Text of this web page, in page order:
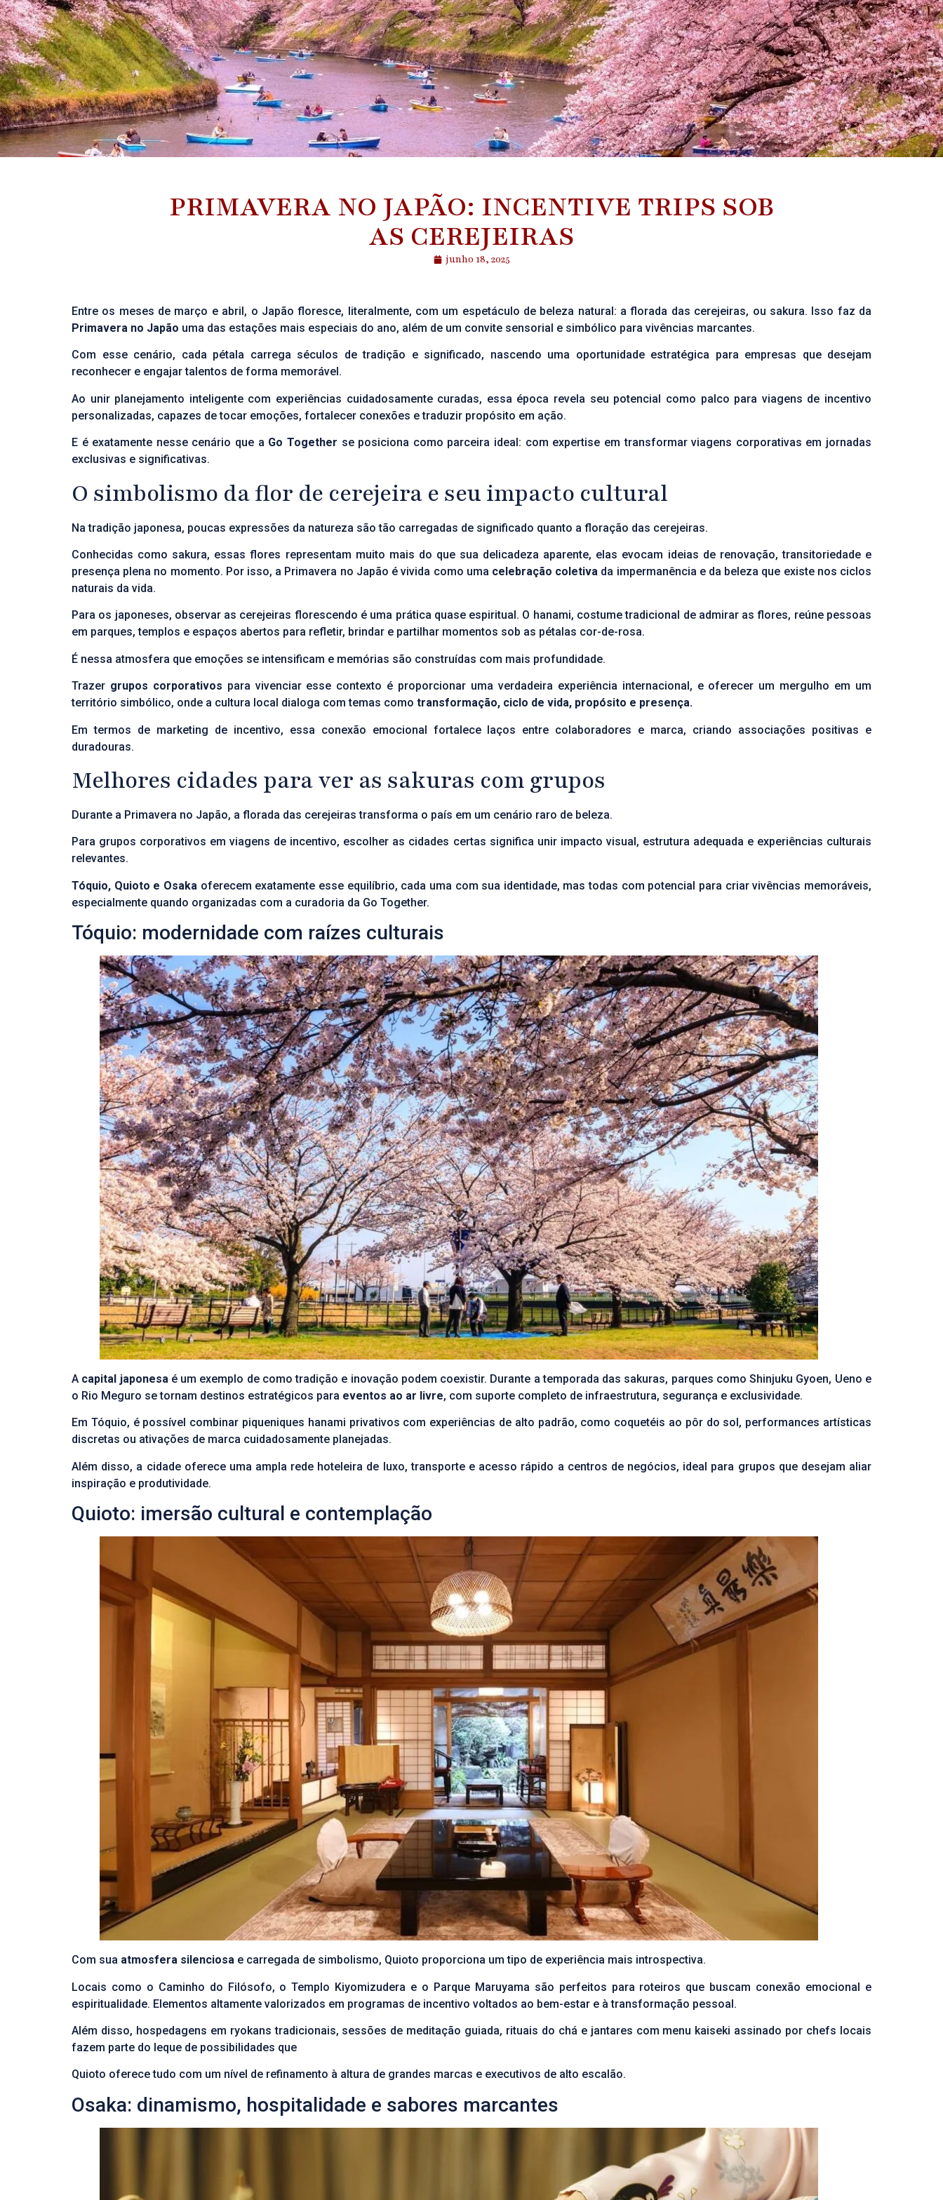
PRIMAVERA NO JAPÃO: INCENTIVE TRIPS SOB
AS CEREJEIRAS
junho 18, 2025
Entre os meses de março e abril, o Japão floresce, literalmente, com um espetáculo de beleza natural: a florada das cerejeiras, ou sakura. Isso faz da
Primavera no Japão uma das estações mais especiais do ano, além de um convite sensorial e simbólico para vivências marcantes.
Com esse cenário, cada pétala carrega séculos de tradição e significado, nascendo uma oportunidade estratégica para empresas que desejam
reconhecer e engajar talentos de forma memorável.
Ao unir planejamento inteligente com experiências cuidadosamente curadas, essa época revela seu potencial como palco para viagens de incentivo
personalizadas, capazes de tocar emoções, fortalecer conexões e traduzir propósito em ação.
E é exatamente nesse cenário que a Go Together se posiciona como parceira ideal: com expertise em transformar viagens corporativas em jornadas
exclusivas e significativas.
O simbolismo da flor de cerejeira e seu impacto cultural
Na tradição japonesa, poucas expressões da natureza são tão carregadas de significado quanto a floração das cerejeiras.
Conhecidas como sakura, essas flores representam muito mais do que sua delicadeza aparente, elas evocam ideias de renovação, transitoriedade e
presença plena no momento. Por isso, a Primavera no Japão é vivida como uma celebração coletiva da impermanência e da beleza que existe nos ciclos
naturais da vida.
Para os japoneses, observar as cerejeiras florescendo é uma prática quase espiritual. O hanami, costume tradicional de admirar as flores, reúne pessoas
em parques, templos e espaços abertos para refletir, brindar e partilhar momentos sob as pétalas cor-de-rosa.
É nessa atmosfera que emoções se intensificam e memórias são construídas com mais profundidade.
Trazer grupos corporativos para vivenciar esse contexto é proporcionar uma verdadeira experiência internacional, e oferecer um mergulho em um
território simbólico, onde a cultura local dialoga com temas como transformação, ciclo de vida, propósito e presença.
Em termos de marketing de incentivo, essa conexão emocional fortalece laços entre colaboradores e marca, criando associações positivas e
duradouras.
Melhores cidades para ver as sakuras com grupos
Durante a Primavera no Japão, a florada das cerejeiras transforma o país em um cenário raro de beleza.
Para grupos corporativos em viagens de incentivo, escolher as cidades certas significa unir impacto visual, estrutura adequada e experiências culturais
relevantes.
Tóquio, Quioto e Osaka oferecem exatamente esse equilíbrio, cada uma com sua identidade, mas todas com potencial para criar vivências memoráveis,
especialmente quando organizadas com a curadoria da Go Together.
Tóquio: modernidade com raízes culturais
A capital japonesaé um exemplo de como tradição e inovação podem coexistir. Durante a temporada das sakuras, parques como Shinjuku Gyoen, Ueno e
o Rio Meguro se tornam destinos estratégicos para eventos ao ar livre, com suporte completo de infraestrutura, segurança e exclusividade.
Em Tóquio, é possível combinar piqueniques hanami privativos com experiências de alto padrão, como coquetéis ao pôr do sol, performances artísticas
discretas ou ativações de marca cuidadosamente planejadas.
Além disso, a cidade oferece uma ampla rede hoteleira de luxo, transporte e acesso rápido a centros de negócios, ideal para grupos que desejam aliar
inspiração e produtividade.
Quioto: imersão cultural e contemplação
Com sua atmosfera silenciosa e carregada de simbolismo, Quioto proporciona um tipo de experiência mais introspectiva.
Locais como o Caminho do Filósofo, o Templo Kiyomizudera e o Parque Maruyama são perfeitos para roteiros que buscam conexão emocional e
espiritualidade. Elementos altamente valorizados em programas de incentivo voltados ao bem-estar e à transformação pessoal.
Além disso, hospedagens em ryokans tradicionais, sessões de meditação guiada, rituais do chá e jantares com menu kaiseki assinado por chefs locais
fazem parte do leque de possibilidades que
Quioto oferece tudo com um nível de refinamento à altura de grandes marcas e executivos de alto escalão.
Osaka: dinamismo, hospitalidade e sabores marcantes